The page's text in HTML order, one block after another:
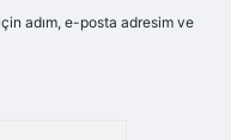
adım, e-posta adresim ve